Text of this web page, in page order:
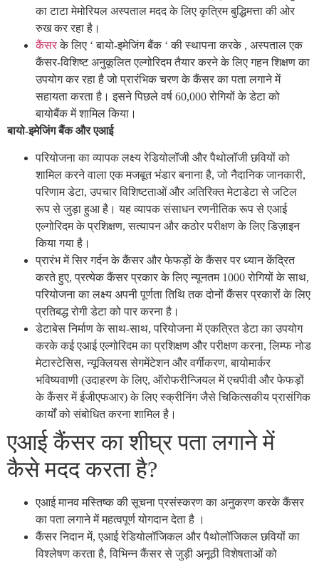
का टाटा मेमोरियल अस्पताल मदद के लिए कृत्रिम बुद्धिमत्ता की ओर
रुख कर रहा है।
कैंसरके लिए ‘ बायो-इमेजिंग बैंक ‘ की स्थापना करके , अस्पताल एक
कैंसर-विशिष्ट अनुकूलित एल्गोरिदम तैयार करने के लिए गहन शिक्षण का
उपयोग कर रहा है जो प्रारंभिक चरण के कैंसर का पता लगाने में
सहायता करता है। इसने पिछले वर्ष 60,000 रोगियों के डेटा को
बायोबैंक में शामिल किया।
बायो-इमेजिंग बैंक और एआई
परियोजना का व्यापक लक्ष्य रेडियोलॉजी और पैथोलॉजी छवियों को
शामिल करने वाला एक मजबूत भंडार बनाना है, जो नैदानिक जानकारी,
परिणाम डेटा, उपचार विशिष्टताओं और अतिरिक्त मेटाडेटा से जटिल
रूप से जुड़ा हुआ है। यह व्यापक संसाधन रणनीतिक रूप से एआई
एल्गोरिदम के प्रशिक्षण, सत्यापन और कठोर परीक्षण के लिए डिज़ाइन
किया गया है।
प्रारंभ में सिर गर्दन के कैंसर और फेफड़ों के कैंसर पर ध्यान केंद्रित
करते हुए, प्रत्येक कैंसर प्रकार के लिए न्यूनतम 1000 रोगियों के साथ,
परियोजना का लक्ष्य अपनी पूर्णता तिथि तक दोनों कैंसर प्रकारों के लिए
प्रतिबद्ध रोगी डेटा को पार करना है।
डेटाबेस निर्माण के साथ-साथ, परियोजना में एकत्रित डेटा का उपयोग
करके कई एआई एल्गोरिदम का प्रशिक्षण और परीक्षण करना, लिम्फ नोड
मेटास्टेसिस, न्यूक्लियस सेगमेंटेशन और वर्गीकरण, बायोमार्कर
भविष्यवाणी (उदाहरण के लिए, ऑरोफरीन्जियल में एचपीवी और फेफड़ों
के कैंसर में ईजीएफआर) के लिए स्क्रीनिंग जैसे चिकित्सकीय प्रासंगिक
कार्यों को संबोधित करना शामिल है।
एआई कैंसर का शीघ्र पता लगाने में
कैसे मदद करता है?
एआई मानव मस्तिष्क की सूचना प्रसंस्करण का अनुकरण करके कैंसर
का पता लगाने में महत्वपूर्ण योगदान देता है ।
कैंसर निदान में, एआई रेडियोलॉजिकल और पैथोलॉजिकल छवियों का
विश्लेषण करता है, विभिन्न कैंसर से जुड़ी अनूठी विशेषताओं को